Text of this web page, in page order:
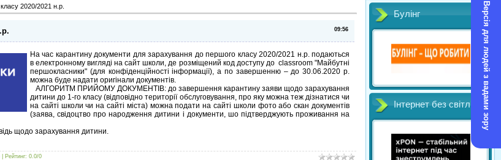
Версія для людей з вадами зору
2020/2021 н.р.
09:56
На час карантину документи для зарахування до першого класу 2020/2021 н.р. подаються
в електронному вигляді на сайт школи, де розміщений код доступу до classroom "Майбутні
першокласники" (для конфіденційності інформації), а по завершенню – до 30.06.2020 р.
можна буде надати оригінали документів.
АЛГОРИТМ ПРИЙОМУ ДОКУМЕНТІВ: до завершення карантину заяви щодо зарахування
дитини до 1-го класу (відповідно території обслуговування, про яку можна теж дізнатися чи
на сайті школи чи на сайті міста) можна подати на сайті школи фото або скан документів
(заява, свідоцтво про народження дитини і документи, шо підтверджують проживання на
щодо зарахування дитини.
Рейтинг: 0.0/0
Булінг
Інтернет без світл